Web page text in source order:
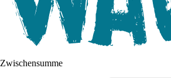
Zwischensumme